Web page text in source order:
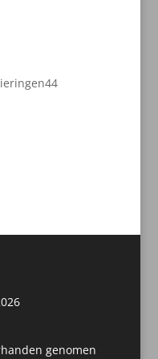
4444
genomen